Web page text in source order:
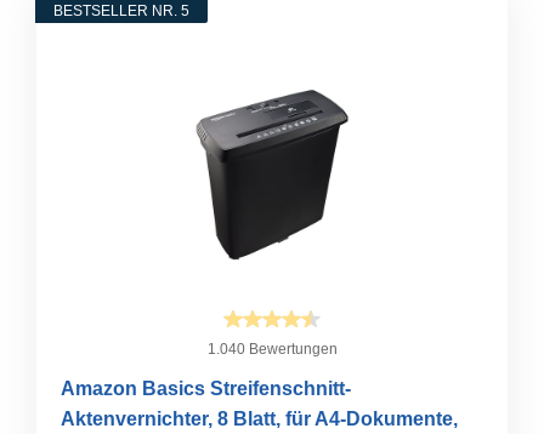
BESTSELLER NR. 5
1.040 Bewertungen
Amazon Basics Streifenschnitt-
Aktenvernichter, 8 Blatt, für A4-Dokumente,